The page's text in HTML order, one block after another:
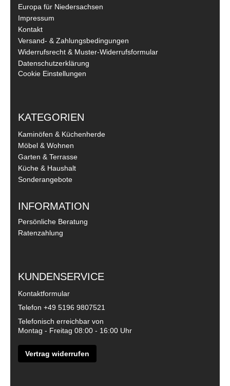
Europa für Niedersachsen
Impressum
Kontakt
Versand- & Zahlungsbedingungen
Widerrufsrecht & Muster-Widerrufsformular
Datenschutzerklärung
Cookie Einstellungen
KATEGORIEN
Kaminöfen & Küchenherde
Möbel & Wohnen
Garten & Terrasse
Küche & Haushalt
Sonderangebote
INFORMATION
Persönliche Beratung
Ratenzahlung
KUNDENSERVICE
Kontaktformular
Telefon +49 5196 9807521
Telefonisch erreichbar von
Montag - Freitag 08:00 - 16:00 Uhr
Vertrag widerrufen